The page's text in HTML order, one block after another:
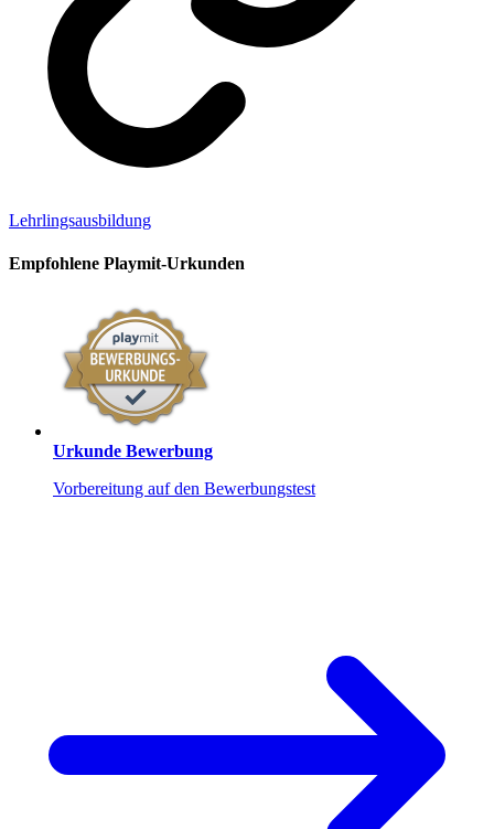
Lehrlingsausbildung
Empfohlene Playmit-Urkunden
Urkunde Bewerbung
Vorbereitung auf den Bewerbungstest